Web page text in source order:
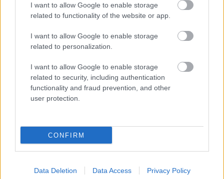
I want to allow Google to enable storage
related to functionality of the website or app.
I want to allow Google to enable storage
related to personalization.
I want to allow Google to enable storage
related to security, including authentication
functionality and fraud prevention, and other
user protection.
CONFIRM
Data Deletion Data Access Privacy Policy
ΜΠΕΙΤΕ ΣΤΗ ΣΥΖΗΤΗΣΗ